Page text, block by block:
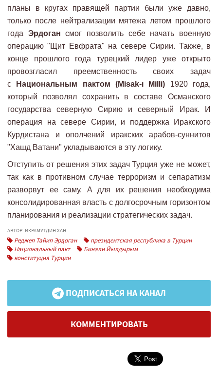
планы в кругах правящей партии были уже давно,
только после нейтрализации мятежа летом прошлого
года Эрдоган смог позволить себе начать военную
операцию "Щит Евфрата" на севере Сирии. Также, в
конце прошлого года турецкий лидер уже открыто
провозгласил преемственность своих задач
с
Национальным пактом (Misak-ı Milli) 1920 года,
который позволял сохранить в составе Османского
государства северную Сирию и северный Ирак. И
операция на севере Сирии, и поддержка Иракского
Курдистана и ополчений иракских арабов-суннитов
"Хашд Ватани" укладываются в эту логику.
Отступить от решения этих задач Турция уже не может,
так как в противном случае терроризм и сепаратизм
разворвут ее саму. А для их решения необходима
консолидированная власть с долгосрочным горизонтом
планирования и реализации стратегических задач.
АВТОР: ИКРАМУТДИН ХАН
Реджеп Тайип Эрдоган
президентская республика в Турции
Национальный пакт
Бинали Йылдырым
конституция Турции
ПОДПИСАТЬСЯ НА КАНАЛ
КОММЕНТИРОВАТЬ